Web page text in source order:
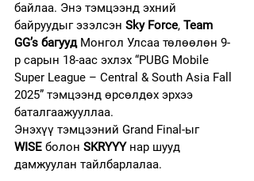
байлаа. Энэ тэмцээнд эхний
байруудыг эзэлсэн Sky Force, Team
GG’s багууд Монгол Улсаа төлөөлөн 9-
р сарын 18-аас эхлэх “PUBG Mobile
Super League – Central & South Asia Fall
2025” тэмцээнд өрсөлдөх эрхээ
баталгаажууллаа.
Энэхүү тэмцээний Grand Final-ыг
WISE болон SKRYYY нар шууд
дамжуулан тайлбарлалаа.